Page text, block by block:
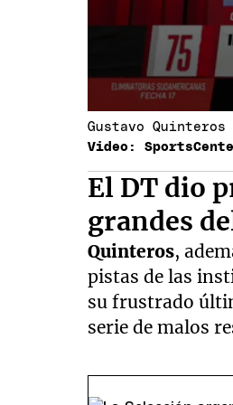
Gustavo
Video:
El DT dio
grandes
Quinteros,
pistas de las
su frustrado
serie de malos